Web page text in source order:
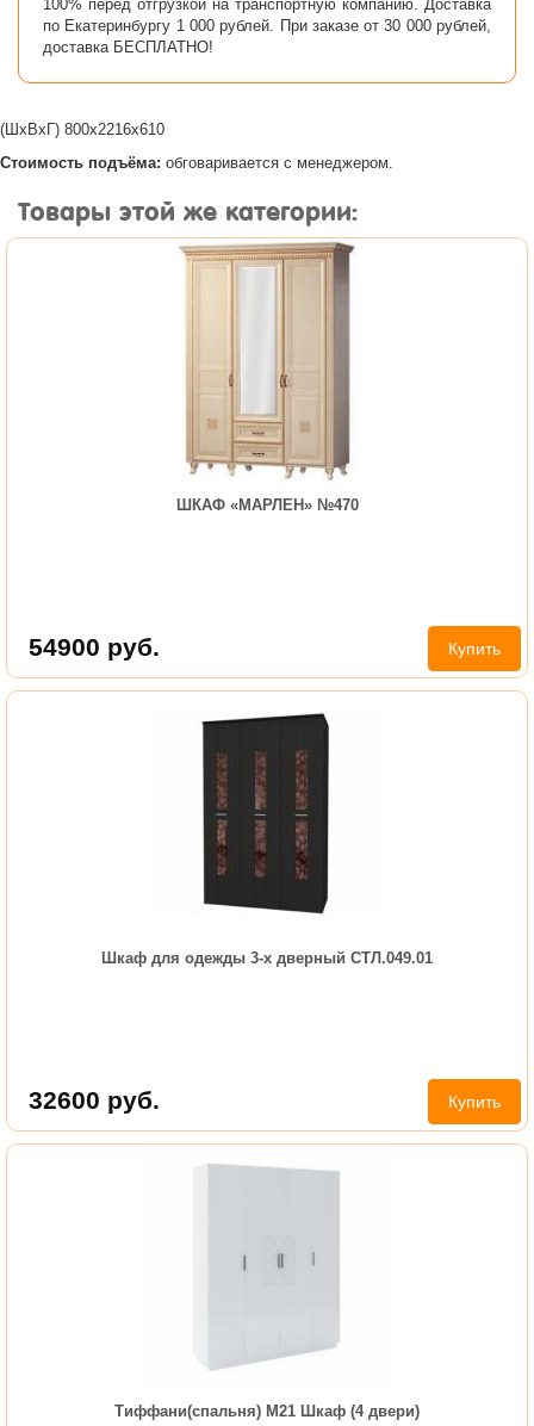
100% перед отгрузкой на транспортную компанию. Доставка
по Екатеринбургу 1 000 рублей. При заказе от 30 000 рублей,
доставка БЕСПЛАТНО!
(ШхВхГ) 800х2216х610
Стоимость подъёма: обговаривается с менеджером.
Товары этой же категории:
ШКАФ «МАРЛЕН» №470
54900 руб. Купить
Шкаф для одежды 3-х дверный СТЛ.049.01
32600 руб. Купить
Тиффани(спальня) М21 Шкаф (4 двери)